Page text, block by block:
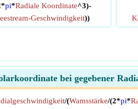
pi*Radiale Koordinate^3)-
Geschwindigkeit))
bei gegebener
/(Wamsstärke/(2*pi*